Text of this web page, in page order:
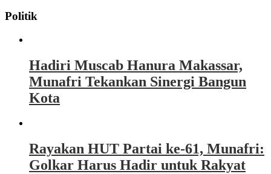
Politik
Hadiri Muscab Hanura Makassar,
Munafri Tekankan Sinergi Bangun
Kota
Rayakan HUT Partai ke-61, Munafri:
Golkar Harus Hadir untuk Rakyat